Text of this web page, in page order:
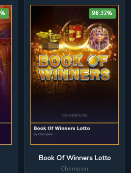
96.32%
Book Of Winners Lotto
Champion